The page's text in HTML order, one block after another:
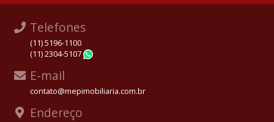
Telefones
(11) 5196-1100
(11) 2304-5107
E-mail
contato@mepimobiliaria.com.br
Endereço